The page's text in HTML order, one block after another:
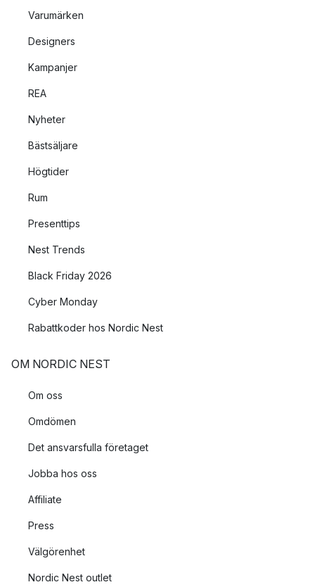
Varumärken
Designers
Kampanjer
REA
Nyheter
Bästsäljare
Högtider
Rum
Presenttips
Nest Trends
Black Friday 2026
Cyber Monday
Rabattkoder hos Nordic Nest
OM NORDIC NEST
Om oss
Omdömen
Det ansvarsfulla företaget
Jobba hos oss
Affiliate
Press
Välgörenhet
Nordic Nest outlet